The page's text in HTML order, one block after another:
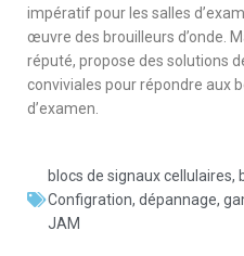
impératif pour les salles
œuvre des brouilleurs d’onde.
réputé, propose des solutions
conviviales pour répondre aux
d’examen.
blocs de signaux cellulaires,
Configration, dépannage,
JAM